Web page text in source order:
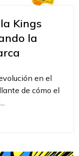
Kings
la
en el
de cómo el